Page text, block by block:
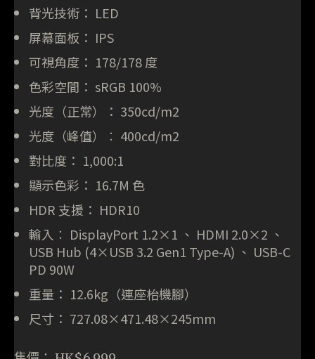
背光技術： LED
屏幕面板： IPS
可視角度： 178/178 度
色彩空間： sRGB 100%
光度（正常）： 350cd/m2
光度（峰值）︰ 400cd/m2
對比度： 1,000:1
顯示色彩： 16.7M 色
HDR 支援： HDR10
輸入︰ DisplayPort 1.2×1 、 HDMI 2.0×2 、
USB Hub (4×USB 3.2 Gen1 Type-A) 、 USB-C
PD 90W
重量： 12.6kg（連座枱機腳）
尺寸： 727.08×471.48×245mm